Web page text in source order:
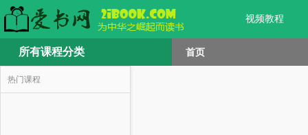
视频教程
所有课程分类 首页
热门课程